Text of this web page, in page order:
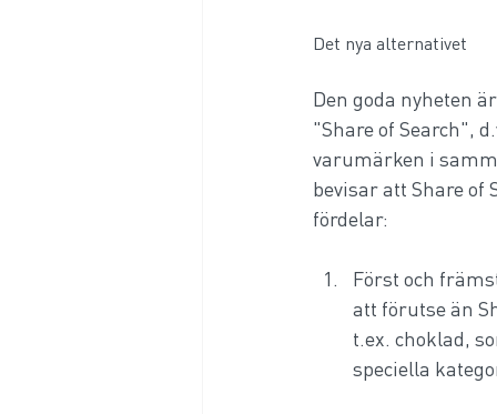
Det nya alternativet
Den goda nyheten
"Share of Search",
varumärken i
bevisar att Share of
fördelar:
Först och
att förutse än
t.ex. choklad,
speciella